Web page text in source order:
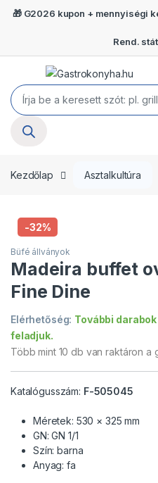
Ugrás a navigációhoz
Ugrás a tartalomra
🎁 G2026 kupon + mennyiségi
Rend.
Open
Termékek keresése
Kezdőlap Asztalkultúra
-32%
Büfé állványok
Madeira buffet
Fine Dine
Elérhetőség: További
feladjuk.
Több mint 10 db van raktáron a
Katalógusszám: F-505045
Méretek: 530 × 325 mm
GN: GN 1/1
Szín: barna
Anyag: fa